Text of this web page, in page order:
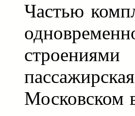
Частью
Московском